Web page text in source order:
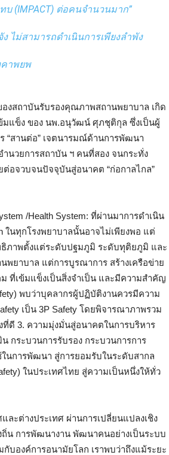
บ (IMPACT) ต่อคนจำนวนมาก”
ไม่สามารถดำเนินการเพียงลำพัง
คาพยพ
งสถาบันรับรองคุณภาพสถานพยาบาล เกิด
มแข็ง ของ นพ.อนุวัฒน์ ศุภชุติกุล ซึ่งเป็นผู้
“สานต่อ” เจตนารมณ์ด้านการพัฒนา
วยการสถาบัน ฯ คนที่สอง จนกระทั่ง
อจวบจนปัจจุบันสู่อนาคต “ก่อกาลไกล”
/Health System: ที่ผ่านมาการดำเนิน
ในทุกโรงพยาบาลนั้นอาจไม่เพียงพอ แต่
ธิภาพตั้งแต่ระดับปฐมภูมิ ระดับทุติยภูมิ และ
พยาบาล แต่การบูรณาการ สร้างเครือข่าย
ที่เข้มแข็งเป็นสิ่งจำเป็น และมีความสำคัญ
พบว่าบุคลากรผู้ปฏิบัติงานควรมีความ
เป็น 3P Safety โดยพิจารณาภาพรวม
ที่ดี 3. ความมุ่งมั่นสู่อนาคตในการบริหาร
น กระบวนการรับรอง กระบวนการการ
นการพัฒนา สู่การยอมรับในระดับสากล
ในประเทศไทย สู่ความเป็นหนึ่งให้ทั่ว
ะต่างประเทศ ผ่านการเปลี่ยนแปลงเชิง
น การพัฒนางาน พัฒนาคนอย่างเป็นระบบ
กับองค์การอนามัยโลก เราพบว่าถึงแม้ระยะ